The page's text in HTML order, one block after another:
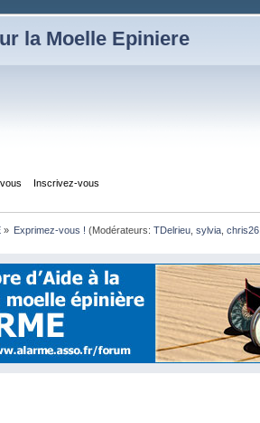
la Moelle Epiniere
Inscrivez-vous
» Exprimez-vous ! (Modérateurs: TDelrieu, sylvia, chris26,